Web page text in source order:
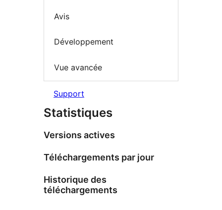
Avis
Développement
Vue avancée
Support
Statistiques
Versions actives
Téléchargements par jour
Historique des
téléchargements